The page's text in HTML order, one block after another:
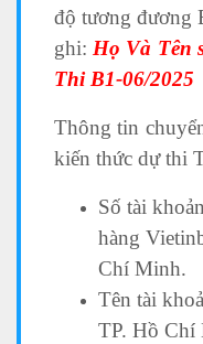
độ tương đương
ghi: Họ Và Tên
Thi B1-06/2025
Thông tin
kiến thức dự thi
Số tài khoản
hàng
Chí Minh.
Tên tài
TP. Hồ Chí